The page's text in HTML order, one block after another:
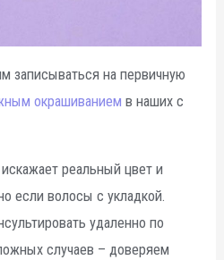
записываться на первичную
окрашиваниемв наших с
реальный цвет и
если волосы с укладкой.
удаленно по
случаев – доверяем